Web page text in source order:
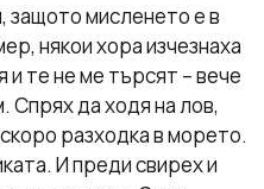
защото мисленето е в
някои хора изчезнаха
и те не ме търсят – вече
Спрях да ходя на лов,
разходка в морето.
И преди свирех и